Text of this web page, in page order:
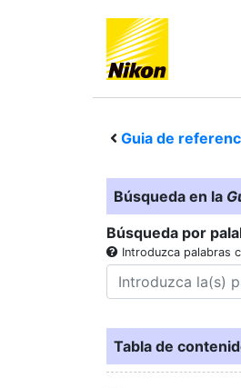
Guia de
Búsqueda en la
Búsqueda por
Introduzca palabras
Tabla de